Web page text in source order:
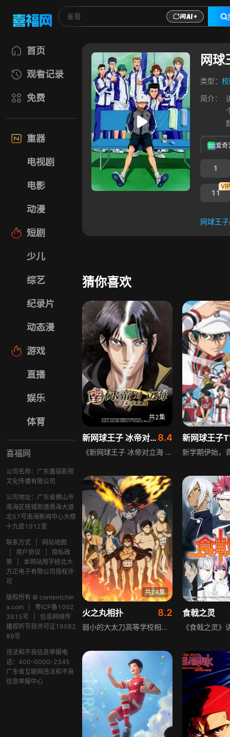
首页
观看记录
免费
重器
电视剧
电影
动漫
短剧
少儿
综艺
纪录片
动态漫
游戏
直播
娱乐
体育
喜福网
公司名称：广东鑫锘影视
文化传播有限公司
公司地址：广东省佛山市
南海区桂城街道南海大道
北57号南海新闻中心大楼
十九层1912室
联系方式
网站地图
用户协议
隐私政
策
本网站用字经北大
方正电子有限公司授权许
可
版权所有 © contentchin
a.com
粤ICP备1002
3915号
信息网络传
播视听节目许可证19082
89号
违法和不良信息举报电
话：400-0000-2345
广东省互联网违法和不良
信息举报中心
网球
类型：
简介：
爱奇
1
11
VIP
网球王
猜你喜欢
共2集
新网球王子 冰帝对立海 未来之战 8.4
《新网球王子 冰帝对立海 未来之战》是《新网球王子》系列衍生作品，以U-17世界杯结束后的世界为舞台，描绘冰帝学园在日吉领导下，与幸村精市率领的立海大附属中学之间，一场未出现在原作中的梦幻网球对决，展现两大强校的精彩竞技。
新网球王子
共24集
火之丸相扑 8.2
弱小的大太刀高等学校相扑部加入了一名个子不高的新部员——潮 火之丸。在这项以“壮”、“重”为优势的竞技中，小个子的火之丸却说出了以大相扑最高等级“横纲”为目标的豪言。白热的高中相扑，开幕！
食戟之灵